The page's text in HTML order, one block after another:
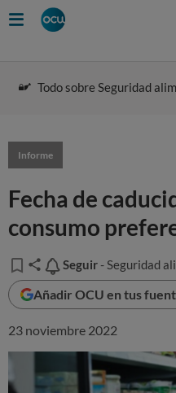
Todo sobre Seguridad
Informe
Fecha de
consumo
Seguir
Seguir - Seguridad
Añadir OCU en tus
23 noviembre 2022